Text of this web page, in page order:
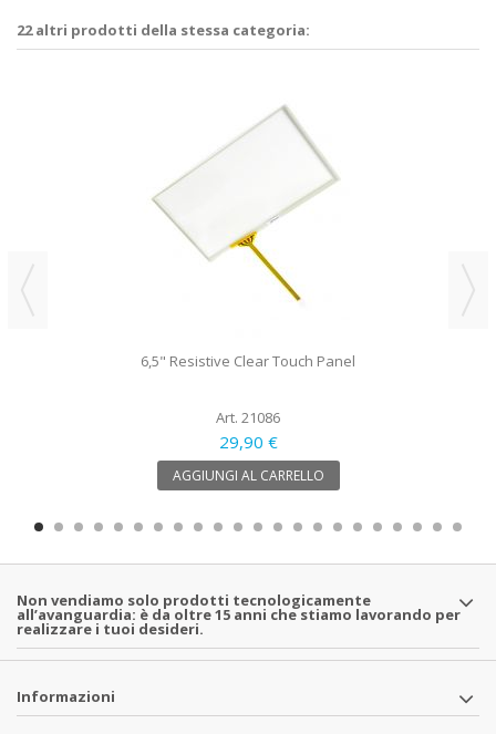
22 altri prodotti della stessa categoria:
6,5" Resistive Clear Touch Panel
Art. 21086
29,90 €
AGGIUNGI AL CARRELLO
Non vendiamo solo prodotti tecnologicamente
all’avanguardia: è da oltre 15 anni che stiamo lavorando per
realizzare i tuoi desideri.
Informazioni